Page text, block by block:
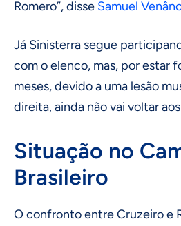
Romero”, disse Samuel
Já Sinisterra segue
com o elenco, mas, por estar
meses, devido a uma lesão
direita, ainda não vai voltar
Situação no
Brasileiro
O confronto entre Cruzeiro e